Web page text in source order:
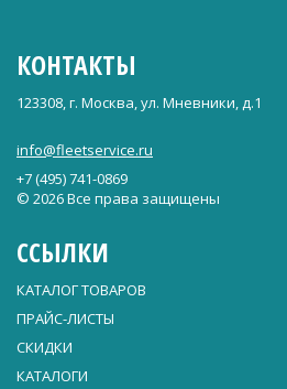
КОНТАКТЫ
123308, г. Москва, ул. Мневники, д.1
info@fleetservice.ru
+7 (495) 741-0869
© 2026 Все права защищены
ССЫЛКИ
КАТАЛОГ ТОВАРОВ
ПРАЙС-ЛИСТЫ
СКИДКИ
КАТАЛОГИ